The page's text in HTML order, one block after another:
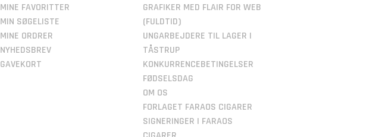
MINE FAVORITTER
MIN SØGELISTE
MINE ORDRER
NYHEDSBREV
GAVEKORT
GRAFIKER MED FLAIR FOR WEB
(FULDTID)
UNGARBEJDERE TIL LAGER I
TÅSTRUP
KONKURRENCEBETINGELSER
FØDSELSDAG
OM OS
FORLAGET FARAOS CIGARER
SIGNERINGER I FARAOS